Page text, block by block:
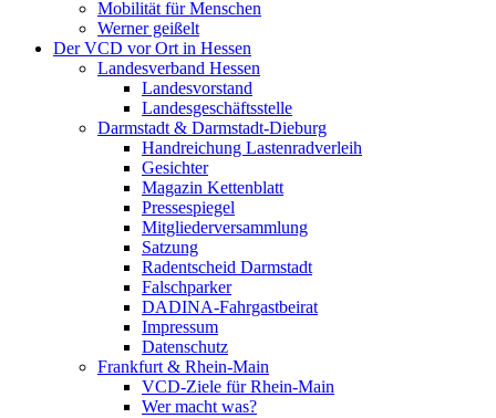
Mobilität für Menschen
Werner geißelt
Der VCD vor Ort in Hessen
Landesverband Hessen
Landesvorstand
Landesgeschäftsstelle
Darmstadt & Darmstadt-Dieburg
Handreichung Lastenradverleih
Gesichter
Magazin Kettenblatt
Pressespiegel
Mitgliederversammlung
Satzung
Radentscheid Darmstadt
Falschparker
DADINA-Fahrgastbeirat
Impressum
Datenschutz
Frankfurt & Rhein-Main
VCD-Ziele für Rhein-Main
Wer macht was?